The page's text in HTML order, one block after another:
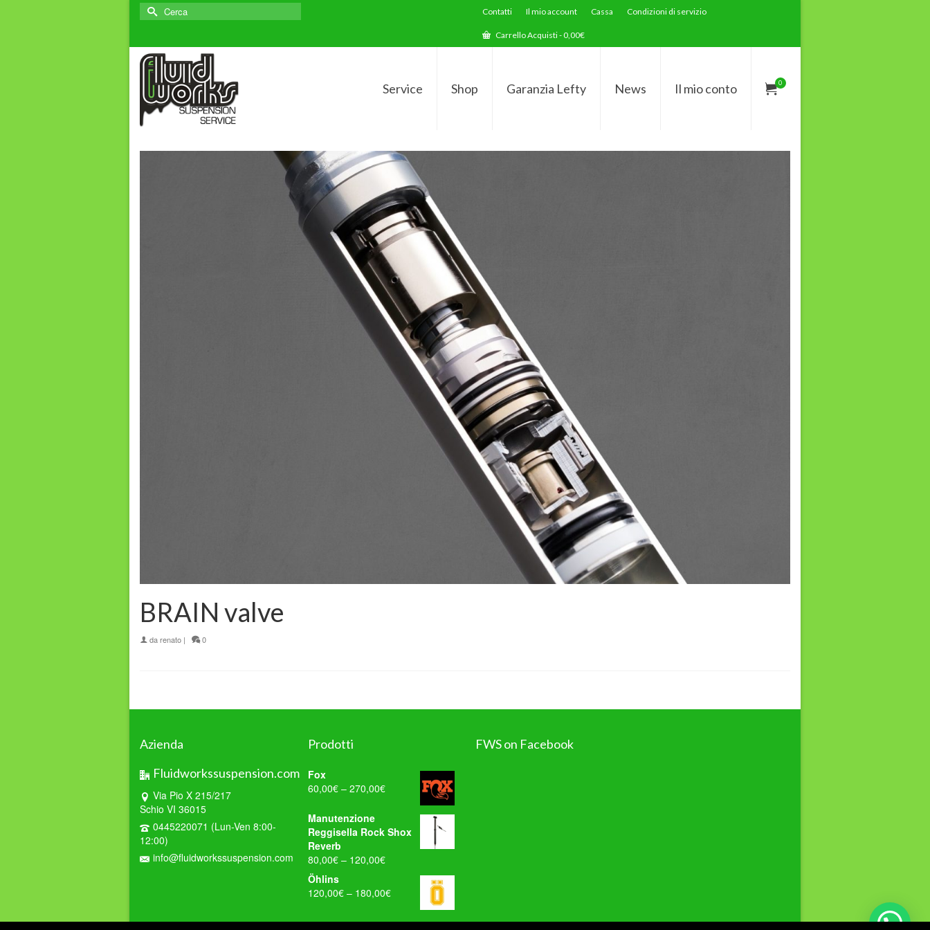
Contatti Il mio account Cassa Condizioni di servizio
Carrello Acquisti-0,00€
Cerca
per:
Service Shop Garanzia Lefty News Il mio conto 0
BRAIN valve
darenato | 0
Azienda
Fluidworkssuspension.com
Via Pio X 215/217
Schio VI 36015
0445220071 (Lun-Ven 8:00-
12:00)
info@fluidworkssuspension.com
Prodotti
Fox
60,00€– 270,00€
Manutenzione
Reggisella Rock Shox
Reverb
80,00€– 120,00€
Öhlins
120,00€– 180,00€
FWS on Facebook